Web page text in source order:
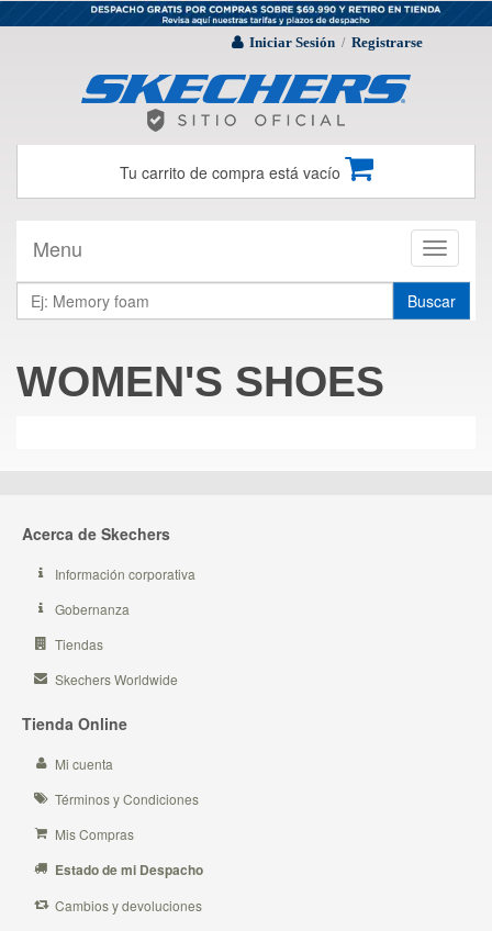
Iniciar Sesión / Registrarse
Tu carrito de compra está vacío
Toggle
Menu
Buscar
WOMEN'S SHOES
Acerca de Skechers
Información corporativa
Gobernanza
Tiendas
Skechers Worldwide
Tienda Online
Mi cuenta
Términos y Condiciones
Mis Compras
Estado de mi Despacho
Cambios y devoluciones